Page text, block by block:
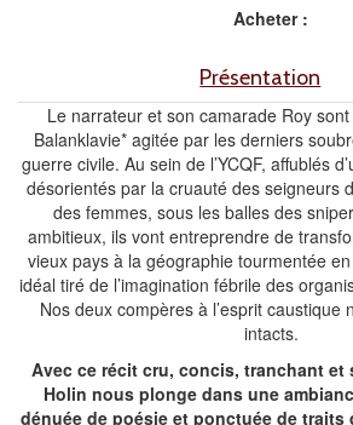
Acheter :
Présentation
Le narrateur et son camarade Roy
Balanklavie* agitée par les derniers
guerre civile. Au sein de l’YCQF, affublés
désorientés par la cruauté des seigneurs
des femmes, sous les balles des
ambitieux, ils vont entreprendre de
vieux pays à la géographie tourmentée
idéal tiré de l’imagination fébrile des
Nos deux compères à l’esprit caustique
intacts.
Avec ce récit cru, concis, tranchant et
Holin nous plonge dans une
dénuée de poésie et ponctuée de